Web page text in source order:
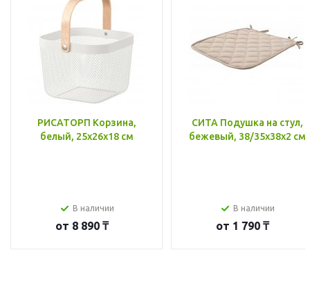
РИСАТОРП Корзина,
белый, 25x26x18 см
В наличии
от 8 890 ₸
СИТА Подушка на стул,
бежевый, 38/35x38x2 см
В наличии
от 1 790 ₸